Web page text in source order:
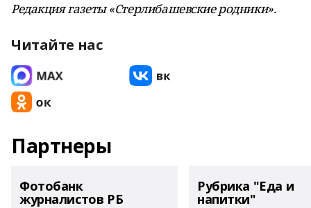
Редакция газеты «Стерлибашевские родники».
Читайте нас
Партнеры
Фотобанк
журналистов РБ
Рубрика "Еда и
напитки"